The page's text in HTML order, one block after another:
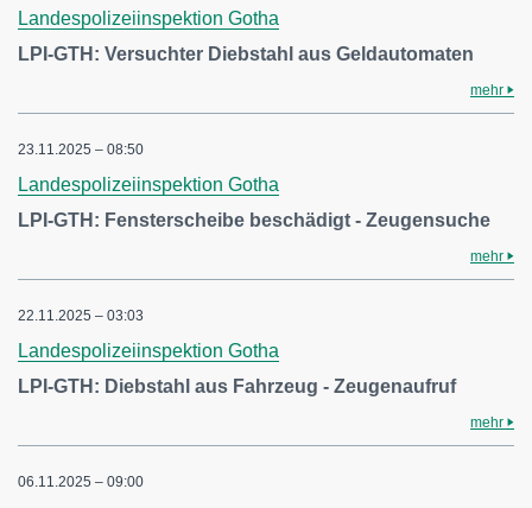
Landespolizeiinspektion Gotha
LPI-GTH: Versuchter Diebstahl aus Geldautomaten
mehr
23.11.2025 – 08:50
Landespolizeiinspektion Gotha
LPI-GTH: Fensterscheibe beschädigt - Zeugensuche
mehr
22.11.2025 – 03:03
Landespolizeiinspektion Gotha
LPI-GTH: Diebstahl aus Fahrzeug - Zeugenaufruf
mehr
06.11.2025 – 09:00